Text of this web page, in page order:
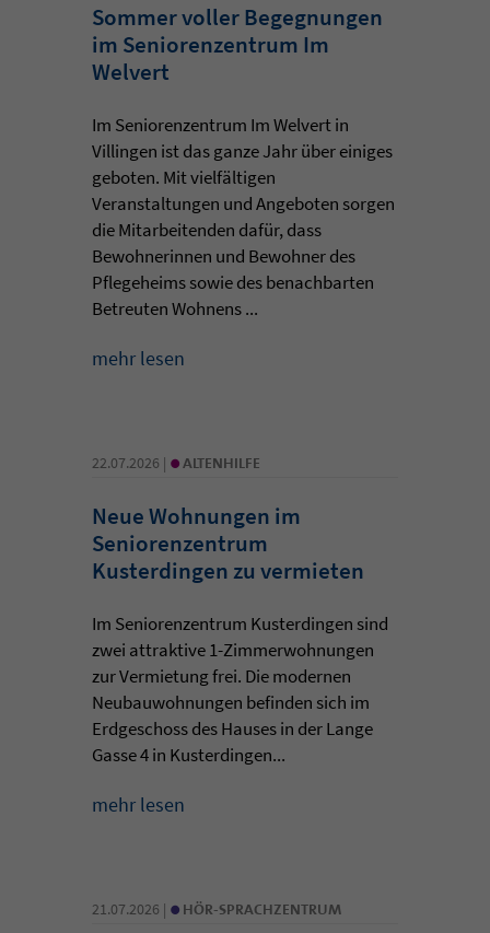
Sommer voller Begegnungen
im Seniorenzentrum Im
Welvert
Im Seniorenzentrum Im Welvert in
Villingen ist das ganze Jahr über einiges
geboten. Mit vielfältigen
Veranstaltungen und Angeboten sorgen
die Mitarbeitenden dafür, dass
Bewohnerinnen und Bewohner des
Pflegeheims sowie des benachbarten
Betreuten Wohnens ...
mehr lesen
22.07.2026 | • ALTENHILFE
Neue Wohnungen im
Seniorenzentrum
Kusterdingen zu vermieten
Im Seniorenzentrum Kusterdingen sind
zwei attraktive 1-Zimmerwohnungen
zur Vermietung frei. Die modernen
Neubauwohnungen befinden sich im
Erdgeschoss des Hauses in der Lange
Gasse 4 in Kusterdingen...
mehr lesen
21.07.2026 | • HÖR-SPRACHZENTRUM